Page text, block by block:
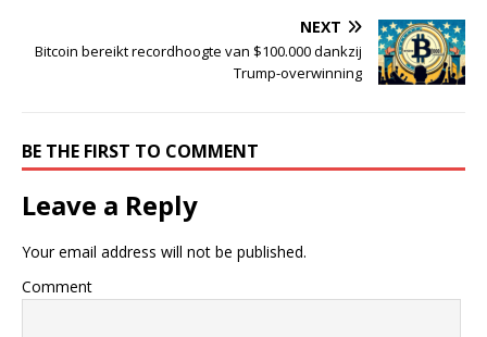
NEXT
Bitcoin bereikt recordhoogte van $100.000 dankzij
Trump-overwinning
BE THE FIRST TO COMMENT
Leave a Reply
Your email address will not be published.
Comment